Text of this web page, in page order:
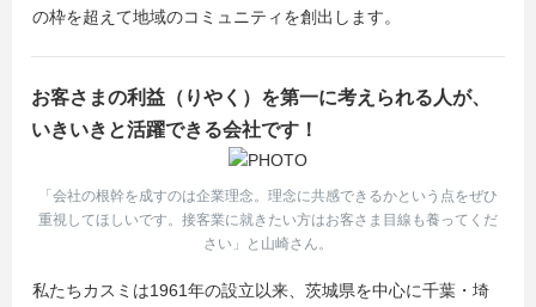
の枠を超えて地域のコミュニティを創出します。
お客さまの利益（りやく）を第一に考えられる人が、
いきいきと活躍できる会社です！
「会社の根幹を成すのは企業理念。理念に共感できるかという点をぜひ
重視してほしいです。接客業に就きたい方はお客さま目線も養ってくだ
さい」と山崎さん。
私たちカスミは1961年の設立以来、茨城県を中心に千葉・埼